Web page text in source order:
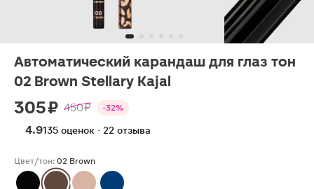
Автоматический карандаш для глаз тон
02 Brown Stellary Kajal
305 ₽ 450 ₽ -32%
4.9135 оценок · 22 отзыва
Цвет/тон: 02 Brown